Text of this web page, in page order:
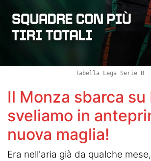
Tabella Lega Serie B
Il Monza sbarca su
sveliamo in
nuova maglia!
Era nell'aria già da qualche